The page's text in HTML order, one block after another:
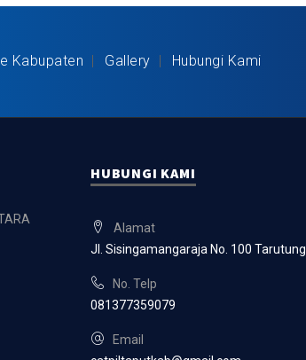
Kabupaten Gallery Hubungi Kami
HUBUNGI KAMI
Alamat
Jl. Sisingamangaraja No. 100 Tarutung
No. Telp
081377359079
Email